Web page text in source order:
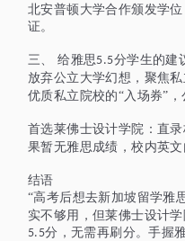
北安普顿大学合作颁发学
证。
三、 给雅思5.5分学生的建
放弃公立大学幻想，聚焦
优质私立院校的“入场券”，
首选莱佛士设计学院：直
果暂无雅思成绩，校内英文
结语
“高考后想去新加坡留学雅
实不够用，但莱佛士设计
5.5分，无需再刷分。手握